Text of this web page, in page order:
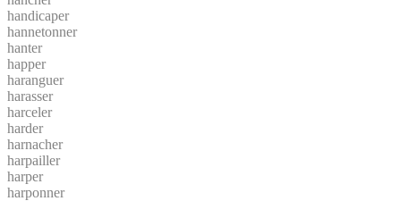
handicaper
hannetonner
hanter
happer
haranguer
harasser
harceler
harder
harnacher
harpailler
harper
harponner